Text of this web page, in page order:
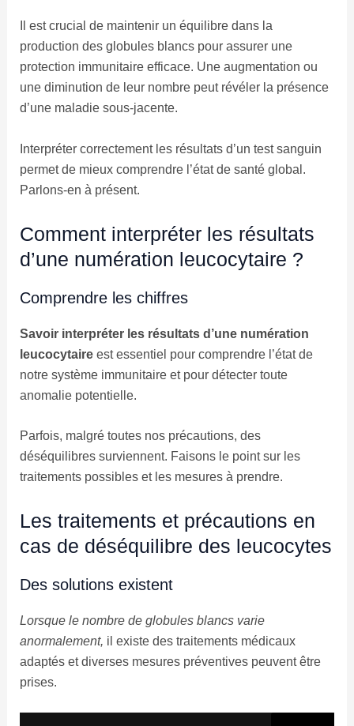
Il est crucial de maintenir un équilibre dans la
production des globules blancs pour assurer une
protection immunitaire efficace. Une augmentation ou
une diminution de leur nombre peut révéler la présence
d’une maladie sous-jacente.
Interpréter correctement les résultats d’un test sanguin
permet de mieux comprendre l’état de santé global.
Parlons-en à présent.
Comment interpréter les résultats
d’une numération leucocytaire ?
Comprendre les chiffres
Savoir interpréter les résultats d’une numération
leucocytaireest essentiel pour comprendre l’état de
notre système immunitaire et pour détecter toute
anomalie potentielle.
Parfois, malgré toutes nos précautions, des
déséquilibres surviennent. Faisons le point sur les
traitements possibles et les mesures à prendre.
Les traitements et précautions en
cas de déséquilibre des leucocytes
Des solutions existent
Lorsque le nombre de globules blancs varie
anormalement, il existe des traitements médicaux
adaptés et diverses mesures préventives peuvent être
prises.